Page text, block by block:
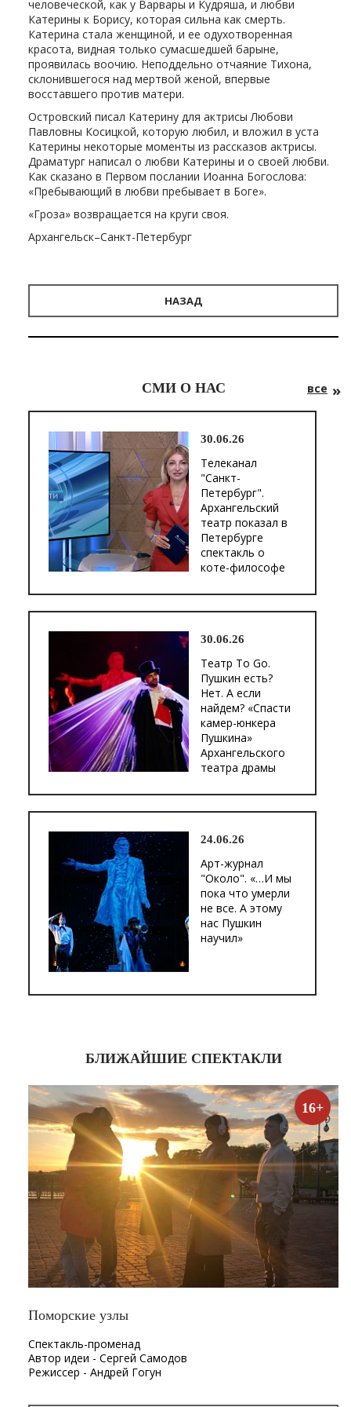
человеческой, как у Варвары и Кудряша, и любви
Катерины к Борису, которая сильна как смерть.
Катерина стала женщиной, и ее одухотворенная
красота, видная только сумасшедшей барыне,
проявилась воочию. Неподдельно отчаяние Тихона,
склонившегося над мертвой женой, впервые
восставшего против матери.
Островский писал Катерину для актрисы Любови
Павловны Косицкой, которую любил, и вложил в уста
Катерины некоторые моменты из рассказов актрисы.
Драматург написал о любви Катерины и о своей любви.
Как сказано в Первом послании Иоанна Богослова:
«Пребывающий в любви пребывает в Боге».
«Гроза» возвращается на круги своя.
Архангельск–Санкт-Петербург
НАЗАД
СМИ О НАС все
30.06.26
Телеканал
"Санкт-
Петербург".
Архангельский
театр показал в
Петербурге
спектакль о
коте-философе
30.06.26
Театр To Go.
Пушкин есть?
Нет. А если
найдем? «Спасти
камер-юнкера
Пушкина»
Архангельского
театра драмы
24.06.26
Арт-журнал
"Около". «…И мы
пока что умерли
не все. А этому
нас Пушкин
научил»
БЛИЖАЙШИЕ СПЕКТАКЛИ
16+
Поморские узлы
Спектакль-променад
Автор идеи - Сергей Самодов
Режиссер - Андрей Гогун